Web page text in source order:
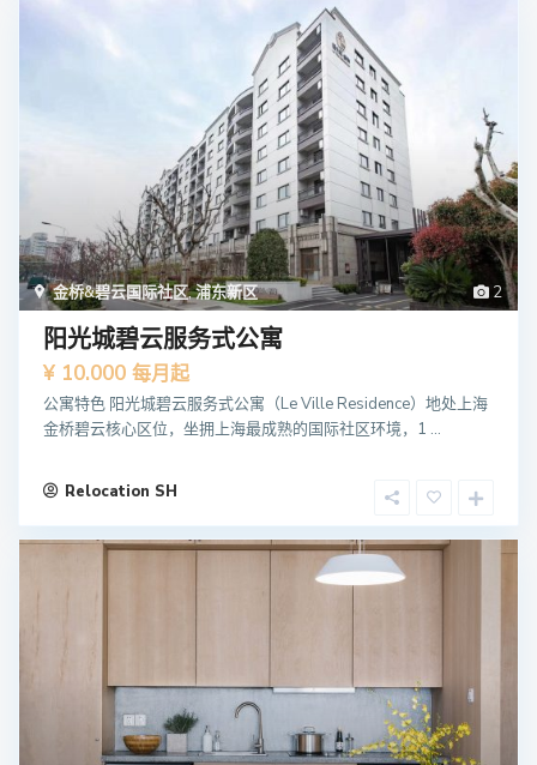
2
金桥&碧云国际社区,浦东新区
阳光城碧云服务式公寓
¥ 10.000 每月起
公寓特色 阳光城碧云服务式公寓（Le Ville Residence）地处上海
金桥碧云核心区位，坐拥上海最成熟的国际社区环境，1 ...
Relocation SH